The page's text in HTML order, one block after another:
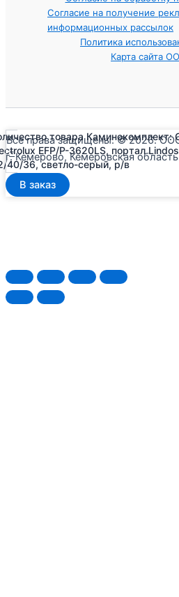
Согласие на получение
информационных рассылок
Политика
Карта сайта
Все права защищены. © 2026.
г. Кемерово, Кемеровская
-
товара Каминокомплект:
EFP/P-3620LS, портал Lindos
40/36, светло-серый, р/в
В заказ